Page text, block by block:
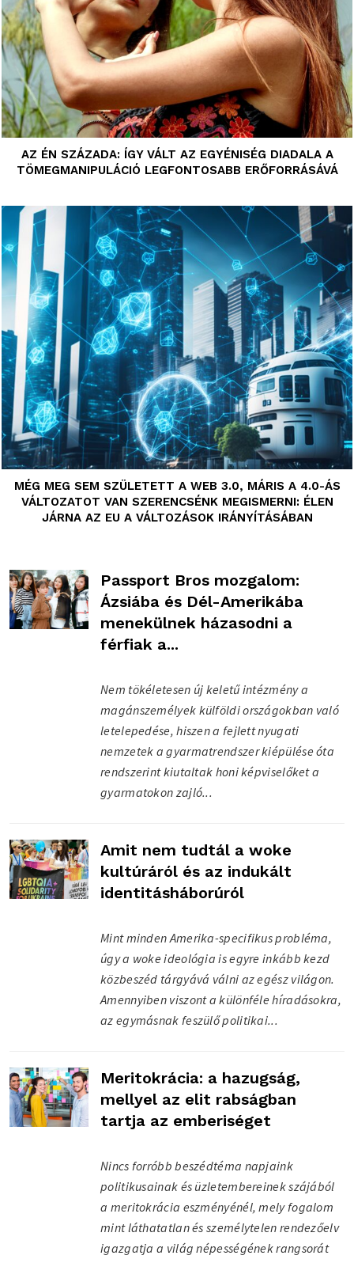
AZ ÉN SZÁZADA: ÍGY VÁLT AZ EGYÉNISÉG DIADALA A
TÖMEGMANIPULÁCIÓ LEGFONTOSABB ERŐFORRÁSÁVÁ
MÉG MEG SEM SZÜLETETT A WEB 3.0, MÁRIS A 4.0-ÁS
VÁLTOZATOT VAN SZERENCSÉNK MEGISMERNI: ÉLEN
JÁRNA AZ EU A VÁLTOZÁSOK IRÁNYÍTÁSÁBAN
Passport Bros mozgalom:
Ázsiába és Dél-Amerikába
menekülnek házasodni a
férfiak a...
Nem tökéletesen új keletű intézmény a
magánszemélyek külföldi országokban való
letelepedése, hiszen a fejlett nyugati
nemzetek a gyarmatrendszer kiépülése óta
rendszerint kiutaltak honi képviselőket a
gyarmatokon zajló...
Amit nem tudtál a woke
kultúráról és az indukált
identitásháborúról
Mint minden Amerika-specifikus probléma,
úgy a woke ideológia is egyre inkább kezd
közbeszéd tárgyává válni az egész világon.
Amennyiben viszont a különféle híradásokra,
az egymásnak feszülő politikai...
Meritokrácia: a hazugság,
mellyel az elit rabságban
tartja az emberiséget
Nincs forróbb beszédtéma napjaink
politikusainak és üzletembereinek szájából
a meritokrácia eszményénél, mely fogalom
mint láthatatlan és személytelen rendezőelv
igazgatja a világ népességének rangsorát